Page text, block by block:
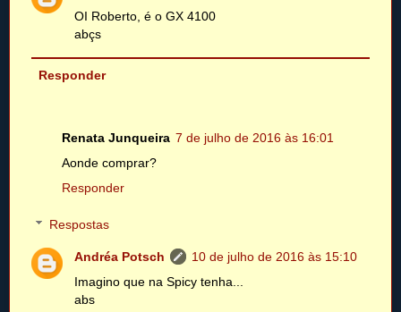
OI Roberto, é o GX 4100
abçs
Responder
Renata Junqueira 7 de julho de 2016 às 16:01
Aonde comprar?
Responder
Respostas
Andréa Potsch
10 de julho de 2016 às 15:10
Imagino que na Spicy tenha...
abs